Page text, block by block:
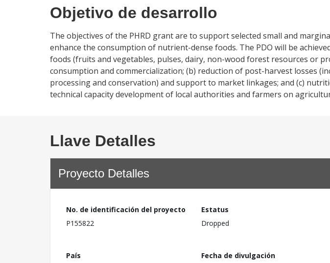
Objetivo de desarrollo
The objectives of the PHRD grant are to support selected small and
enhance the consumption of nutrient-dense foods. The PDO will be
foods (fruits and vegetables, pulses, dairy, non-wood forest resources or
consumption and commercialization; (b) reduction of post-harvest losses
processing and conservation) and support to market linkages; and (c)
technical capacity development of local authorities and farmers on
Llave Detalles
Proyecto Detalles
No. de identificación del proyecto
P155822
Estatus
Dropped
País
Fecha de divulgación